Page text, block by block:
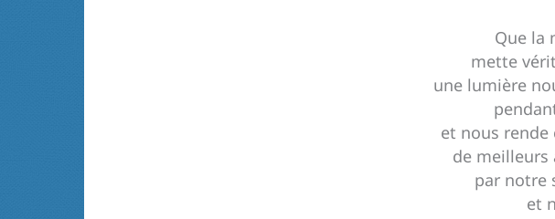
Que la
mette
une lumière
et nous rende
de meilleurs
par notre
et